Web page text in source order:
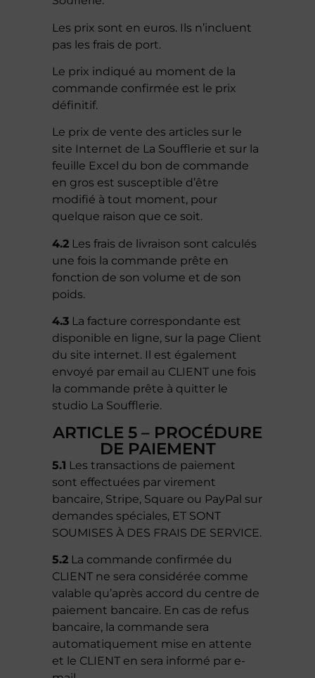
Les prix sont en euros. Ils n’incluent
pas les frais de port.
Le prix indiqué au moment de la
commande confirmée est le prix
définitif.
Le prix de vente des articles sur le
site Internet de La Soufflerie et sur la
feuille Excel du bon de commande
en gros est susceptible d’être
modifié à tout moment, pour
quelque raison que ce soit.
4.2 Les frais de livraison sont calculés
une fois la commande prête en
fonction de son volume et de son
poids.
4.3 La facture correspondante est
disponible en ligne, sur la page Client
du site internet. Il est également
envoyé par email au CLIENT une fois
la commande prête à quitter le
studio La Soufflerie.
ARTICLE 5 – PROCÉDURE
DE PAIEMENT
5.1 Les transactions de paiement
sont effectuées par virement
bancaire, Stripe, Square ou PayPal sur
demandes spéciales, ET SONT
SOUMISES À DES FRAIS DE SERVICE.
5.2 La commande confirmée du
CLIENT ne sera considérée comme
valable qu’après accord du centre de
paiement bancaire. En cas de refus
bancaire, la commande sera
automatiquement mise en attente
et le CLIENT en sera informé par e-